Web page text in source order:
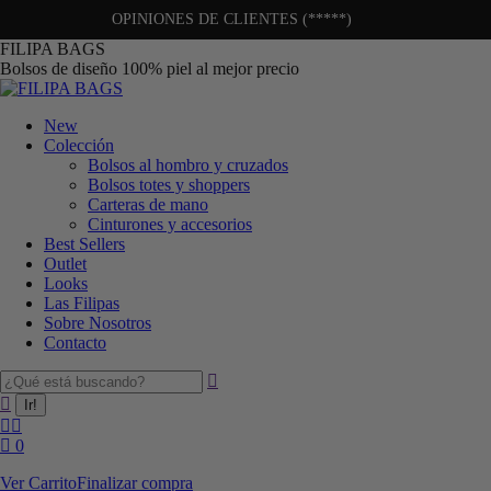
OPINIONES DE CLIENTES (*****)
FILIPA BAGS
Bolsos de diseño 100% piel al mejor precio
New
Colección
Bolsos al hombro y cruzados
Bolsos totes y shoppers
Carteras de mano
Cinturones y accesorios
Best Sellers
Outlet
Looks
Las Filipas
Sobre Nosotros
Contacto
0
Ver CarritoFinalizar compra